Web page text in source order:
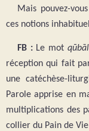
Mais pouvez-
ces notions
FB :Le mot
réception qui fait
une catéchèse-
Parole apprise en
multiplications des
collier du Pain de